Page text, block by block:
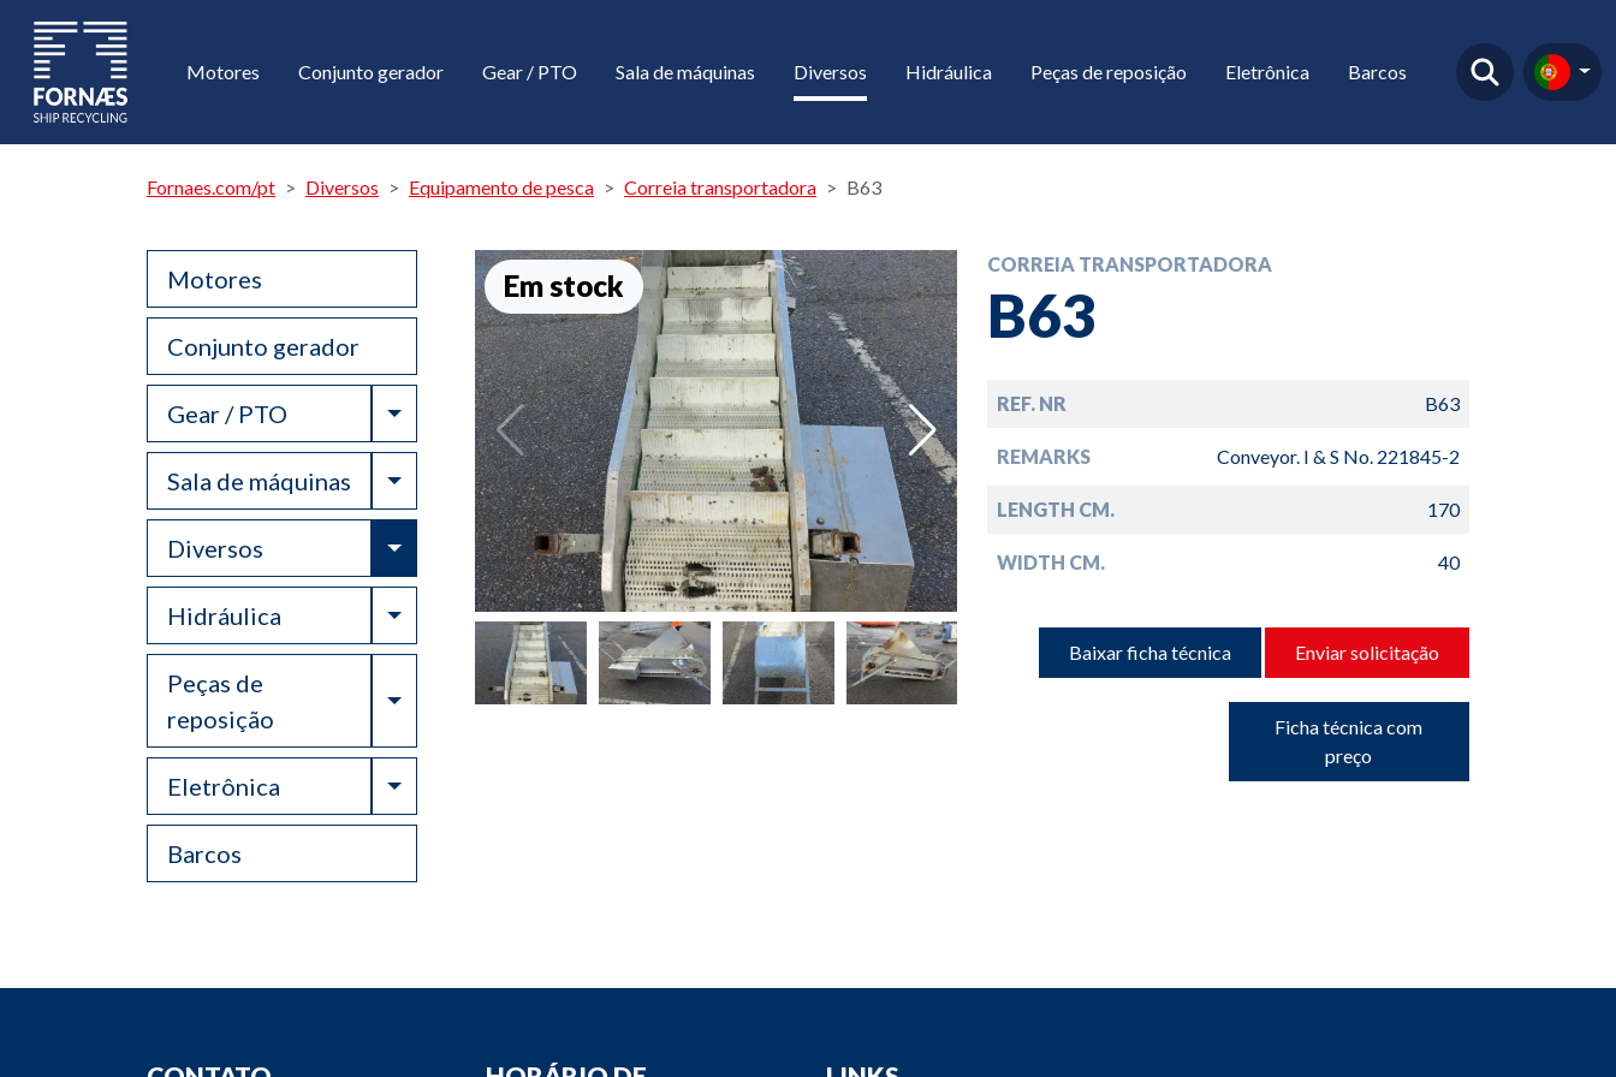
Motores Conjunto gerador Gear / PTO Sala de máquinas Diversos Hidráulica Peças de reposição Eletrônica Barcos
Fornaes.com/pt Diversos Equipamento de pesca Correia transportadora B63
Motores
Conjunto gerador
Gear / PTO Toggle Dropdown
Sala de máquinas Toggle Dropdown
Diversos Toggle Dropdown
Hidráulica Toggle Dropdown
Peças de
reposição
Toggle Dropdown
Eletrônica Toggle Dropdown
Barcos
Em stock
CORREIA TRANSPORTADORA
B63
REF. NR B63
REMARKS Conveyor. I & S No. 221845-2
LENGTH CM. 170
WIDTH CM. 40
Baixar ficha técnica Enviar solicitação
Ficha técnica com
preço